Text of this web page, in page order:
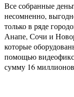
Все собранные
несомненно,
только в ряде
Анапе, Сочи и
которые
помощью
сумму 16